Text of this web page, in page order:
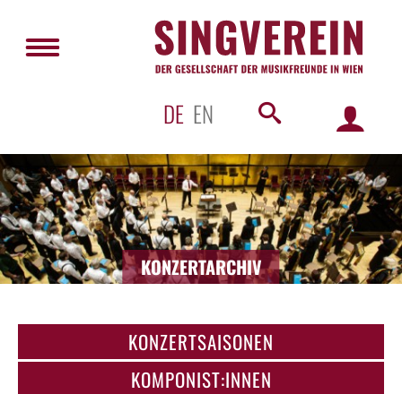
DE EN
KONZERTARCHIV
KONZERTSAISONEN
KOMPONIST:INNEN